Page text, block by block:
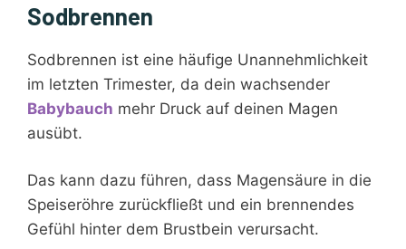
Sodbrennen
Sodbrennen ist eine häufige Unannehmlichkeit
im letzten Trimester, da dein wachsender
Babybauch mehr Druck auf deinen Magen
ausübt.
Das kann dazu führen, dass Magensäure in die
Speiseröhre zurückfließt und ein brennendes
Gefühl hinter dem Brustbein verursacht.